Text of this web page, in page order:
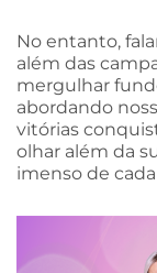
No entanto,
além das
mergulhar
abordando
vitórias
olhar além da
imenso de